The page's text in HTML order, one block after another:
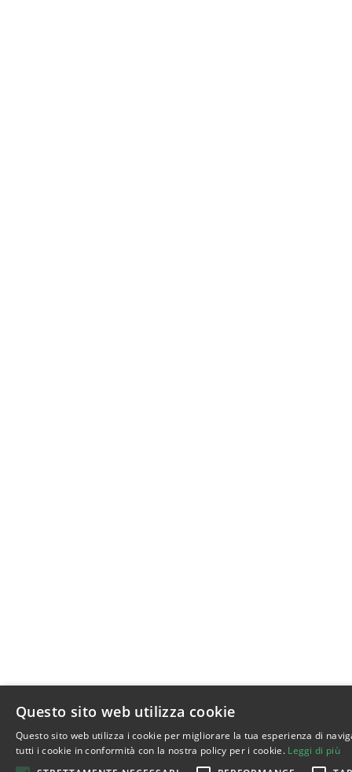
Questo sito web utilizza cookie
Questo sito web utilizza i cookie per migliorare la tua esperienza di
tutti i cookie in conformità con la nostra policy per i cookie. Leggi di più